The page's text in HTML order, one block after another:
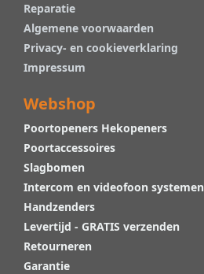
Reparatie
Algemene voorwaarden
Privacy- en cookieverklaring
Impressum
Webshop
Poortopeners Hekopeners
Poortaccessoires
Slagbomen
Intercom en videofoon systemen
Handzenders
Levertijd - GRATIS verzenden
Retourneren
Garantie